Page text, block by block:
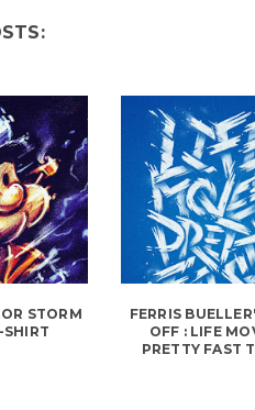
STORM
SHIRT
FERRIS
OFF : LIFE
PRETTY FAST